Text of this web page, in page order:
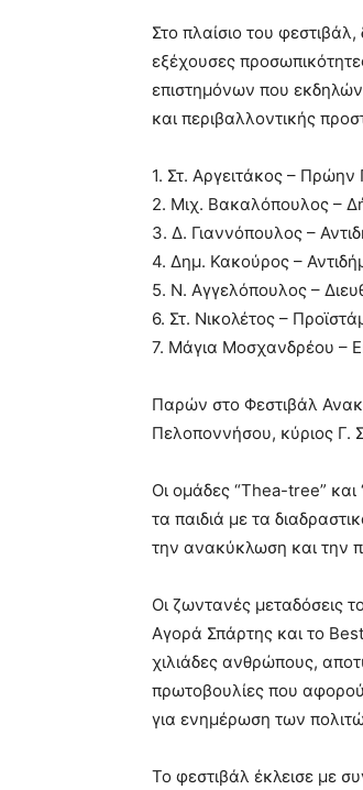
Στο πλαίσιο του
εξέχουσες
επιστημόνων που
και περιβαλλοντικής
1. Στ. Αργειτάκος –
2. Μιχ. Βακαλόπουλος –
3. Δ. Γιαννόπουλος –
4. Δημ. Κακούρος –
5. Ν. Αγγελόπουλος –
6. Στ. Νικολέτος –
7. Μάγια Μοσχανδρέου –
Παρών στο Φεστιβάλ
Πελοποννήσου, κύριος Γ.
Οι ομάδες “Thea-tree”
τα παιδιά με τα
την ανακύκλωση και την
Οι ζωντανές μεταδόσεις
Αγορά Σπάρτης και το
χιλιάδες ανθρώπους,
πρωτοβουλίες που
για ενημέρωση των
Το φεστιβάλ έκλεισε με